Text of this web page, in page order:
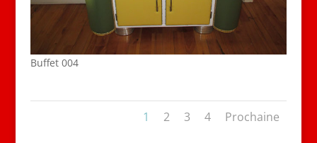
Buffet 004
1 2 3 4 Prochaine